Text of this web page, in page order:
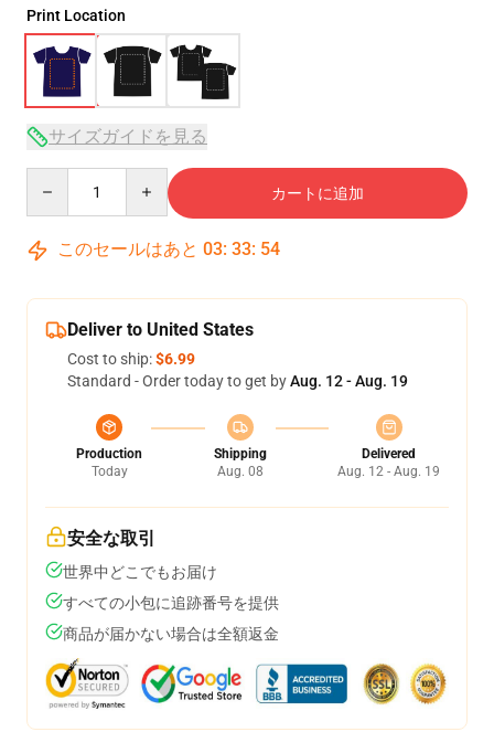
Print Location
サイズガイドを見る
カートに追加
このセールはあと 03: 33: 54
Deliver to United States
Cost to ship:$6.99
Standard - Order today to get byAug. 12 - Aug. 19
Production
Today
Shipping
Aug. 08
Delivered
Aug. 12 - Aug. 19
安全な取引
世界中どこでもお届け
すべての小包に追跡番号を提供
商品が届かない場合は全額返金